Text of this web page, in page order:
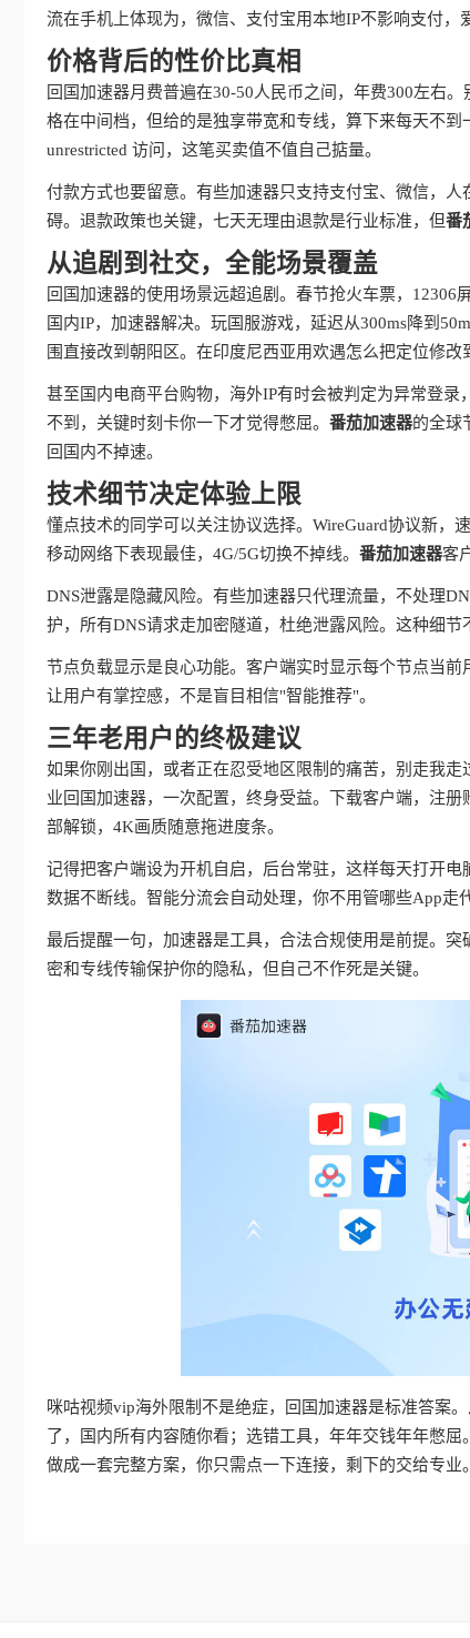
流在手机上体现为，微信、支付宝用本地IP不影响支付，
价格背后的性价比真相
回国加速器月费普遍在30-50人民币之间，年费300左右
格在中间档，但给的是独享带宽和专线，算下来每天不
unrestricted 访问，这笔买卖值不值自己掂量。
付款方式也要留意。有些加速器只支持支付宝、微信，人
碍。退款政策也关键，七天无理由退款是行业标准，但番
从追剧到社交，全能场景覆盖
回国加速器的使用场景远超追剧。春节抢火车票，
国内IP，加速器解决。玩国服游戏，延迟从300ms降到
围直接改到朝阳区。在印度尼西亚用欢遇怎么把定位修
甚至国内电商平台购物，海外IP有时会被判定为异常登
不到，关键时刻卡你一下才觉得憋屈。 番茄加速器的全球
回国内不掉速。
技术细节决定体验上限
懂点技术的同学可以关注协议选择。WireGuard协议新，
移动网络下表现最佳，4G/5G切换不掉线。 番茄加速器客
DNS泄露是隐藏风险。有些加速器只代理流量，不处理
护，所有DNS请求走加密隧道，杜绝泄露风险。这种细节
节点负载显示是良心功能。客户端实时显示每个节点当
让用户有掌控感，不是盲目相信"智能推荐"。
三年老用户的终极建议
如果你刚出国，或者正在忍受地区限制的痛苦，别走我
业回国加速器，一次配置，终身受益。下载客户端，注
部解锁，4K画质随意拖进度条。
记得把客户端设为开机自启，后台常驻，这样每天打开
数据不断线。智能分流会自动处理，你不用管哪些App走
最后提醒一句，加速器是工具，合法合规使用是前提。突
密和专线传输保护你的隐私，但自己不作死是关键。
咪咕视频vip海外限制不是绝症，回国加速器是标准答案
了，国内所有内容随你看；选错工具，年年交钱年年憋屈。
做成一套完整方案，你只需点一下连接，剩下的交给专